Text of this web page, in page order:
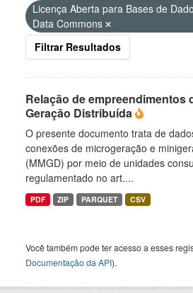
Licença Aberta para Bases de
Data Commons
Filtrar Resultados
Relação de empreendimentos
Geração Distribuída
O presente documento trata de
conexões de microgeração e
(MMGD) por meio de unidades
regulamentado no art....
PDF ZIP PARQUET CSV
Você também pode ter acesso a esses
Documentação da API).